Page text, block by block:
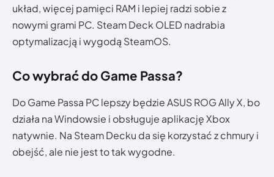
układ, więcej pamięci RAM i lepiej radzi sobie z
nowymi grami PC. Steam Deck OLED nadrabia
optymalizacją i wygodą SteamOS.
Co wybrać do Game Passa?
Do Game Passa PC lepszy będzie ASUS ROG Ally X, bo
działa na Windowsie i obsługuje aplikację Xbox
natywnie. Na Steam Decku da się korzystać z chmury i
obejść, ale nie jest to tak wygodne.